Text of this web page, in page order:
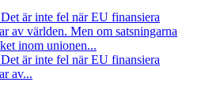
Det är inte fel när EU finansiera
av världen. Men om satsningarna
inom unionen...
Det är inte fel när EU finansiera
av...